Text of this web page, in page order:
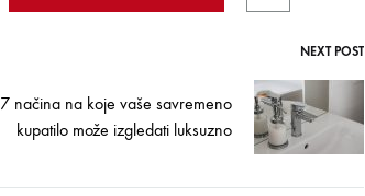
NEXT POST
7 načina na koje vaše savremeno
kupatilo može izgledati luksuzno